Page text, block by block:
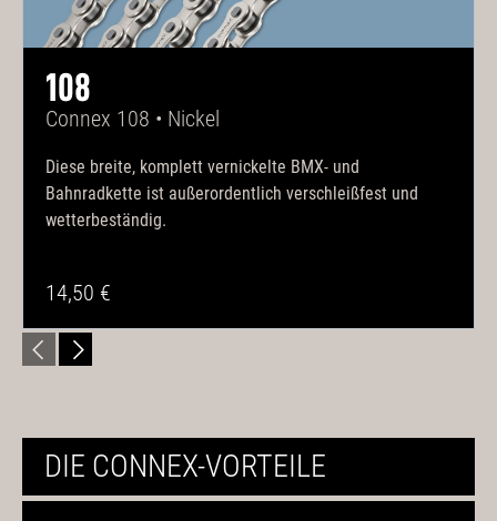
108
Connex 108 • Nickel
Diese breite, komplett vernickelte BMX- und
Bahnradkette ist außerordentlich verschleißfest und
wetterbeständig.
14,50 €
DIE CONNEX-VORTEILE